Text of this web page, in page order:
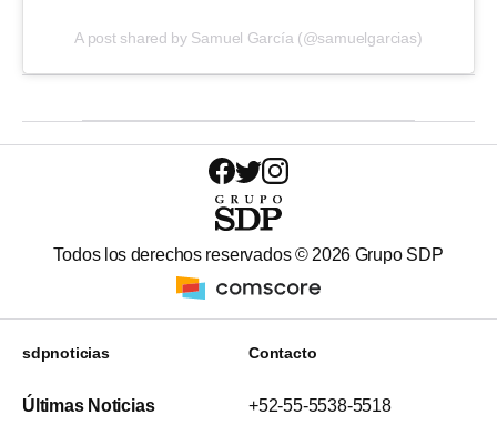
A post shared by Samuel García (@samuelgarcias)
Todos los derechos reservados © 2026 Grupo SDP
sdpnoticias
Últimas Noticias
Contacto
+52-55-5538-5518